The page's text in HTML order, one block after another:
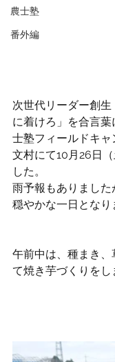
農士塾
番外編
次世代リーダー創
に着けろ」を合言
士塾フィールドキ
文村にて10月26日
した。
雨予報もありました
穏やかな一日となり
午前中は、種まき、
て焼き芋づくりをし